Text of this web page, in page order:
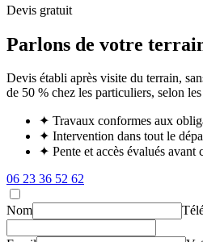
Devis gratuit
Parlons de votre
Devis établi après visite du terrain,
de 50 % chez les particuliers, selon
✦ Travaux conformes aux
✦ Intervention dans tout le
✦ Pente et accès évalués avant
06 23 36 52 62
Nom